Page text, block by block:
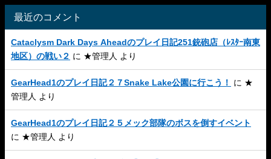
最近のコメント
Cataclysm Dark Days Aheadのプレイ日記251銃砲店（ﾚｽﾀｰ南東
地区）の戦い２ に ★管理人 より
GearHead1のプレイ日記２７Snake Lake公園に行こう！ に ★
管理人
より
GearHead1のプレイ日記２５メック部隊のボスを倒すイベント
に ★管理人 より